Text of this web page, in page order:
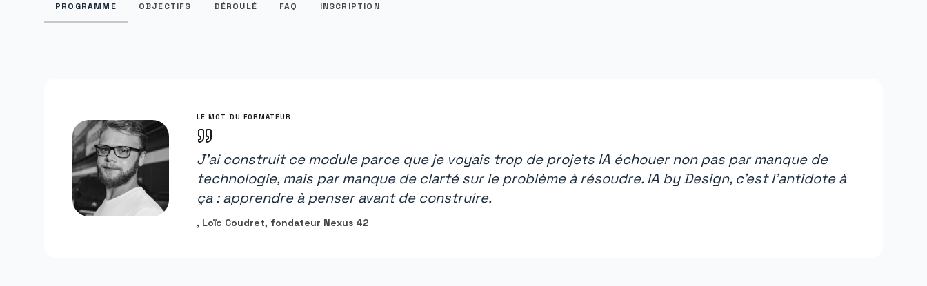
PROGRAMME OBJECTIFS DÉROULÉ FAQ INSCRIPTION
LE MOT DU FORMATEUR
J'ai construit ce module parce que je voyais trop de projets IA échouer non pas par manque de
technologie, mais par manque de clarté sur le problème à résoudre. IA by Design, c'est l'antidote à
ça : apprendre à penser avant de construire.
, Loïc Coudret, fondateur Nexus 42